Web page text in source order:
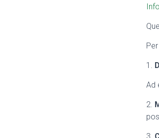
1.
Ad
2.